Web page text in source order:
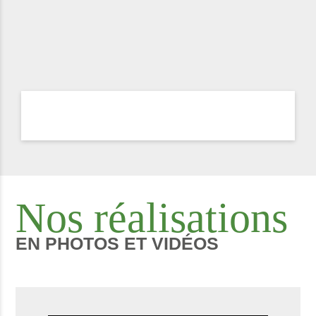
Nos réalisations
EN PHOTOS ET VIDÉOS